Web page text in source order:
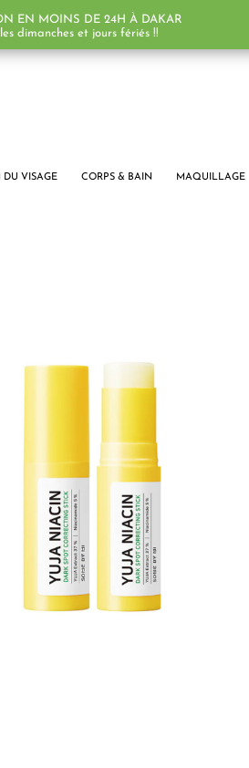
DU VISAGE CORPS & BAIN MAQUILLAGE
EN MOINS DE 24H À DAKAR
dimanches et jours fériés !!